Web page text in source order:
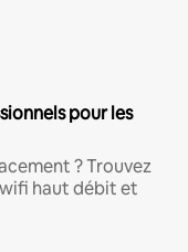
pour les
? Trouvez
haut débit et